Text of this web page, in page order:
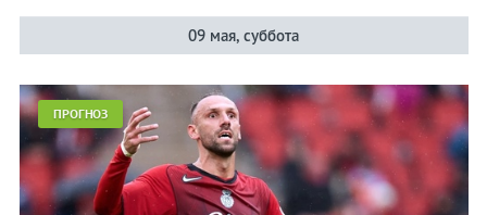
09 мая, суббота
ПРОГНОЗ